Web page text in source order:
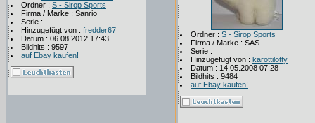
Ordner : S - Sirop Sports
Firma / Marke : Sanrio
Serie :
Hinzugefügt von : fredder67
Datum : 06.08.2012 17:43
Bildhits : 9597
auf Ebay kaufen!
Ordner : S - Sirop Sports
Firma / Marke : SAS
Serie :
Hinzugefügt von : karottilotty
Datum : 14.05.2008 07:28
Bildhits : 9484
auf Ebay kaufen!